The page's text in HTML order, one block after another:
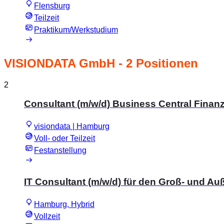
Flensburg
Teilzeit
Praktikum/Werkstudium
VISIONDATA GmbH - 2 Positionen
2
Consultant (m/w/d) Business Central
visiondata | Hamburg
Voll- oder Teilzeit
Festanstellung
IT Consultant (m/w/d) für den Groß- und
Hamburg, Hybrid
Vollzeit